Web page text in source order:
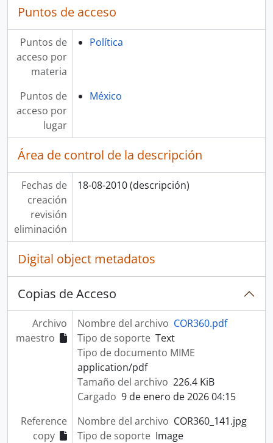
Puntos de acceso
Puntos de
acceso por
materia
Política
Puntos de
acceso por
lugar
México
Área de control de la descripción
Fechas de
creación
revisión
eliminación
18-08-2010 (descripción)
Digital object metadatos
Copias de Acceso
Archivo
maestro
Nombre del archivo COR360.pdf
Tipo de soporte Text
Tipo de documento MIME
application/pdf
Tamaño del archivo 226.4 KiB
Cargado 9 de enero de 2026 04:15
Reference
copy
Nombre del archivo COR360_141.jpg
Tipo de soporte Image